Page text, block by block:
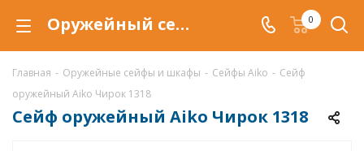
Оружейный сейф Aiko Чирок 1318 (Чирок), сейф Чирок 1318 купить со скидкой по низкой цене в интернет-магазине ValbergSafe.ru 0
Главная - Оружейные сейфы и шкафы - Сейфы Aiko - Сейф
оружейный Aiko Чирок 1318
Сейф оружейный Aiko Чирок 1318